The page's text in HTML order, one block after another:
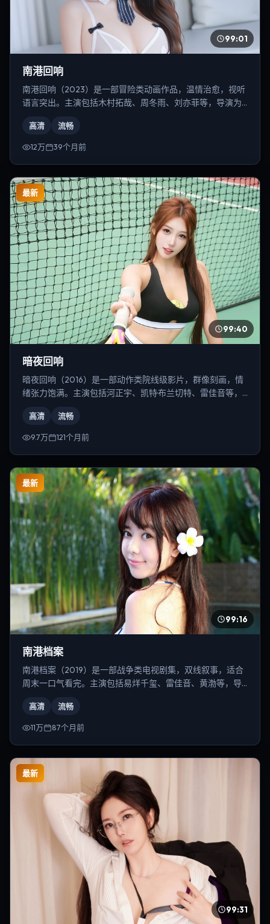
99:01
南港回响
南港回响（2023）是一部冒险类动画作品，温情治愈，视听
语言突出。主演包括木村拓哉、周冬雨、刘亦菲等，导演为
高清 流畅
12万 39个月前
最新
99:40
暗夜回响
暗夜回响（2016）是一部动作类院线级影片，群像刻画，情
绪张力饱满。主演包括河正宇、凯特·布兰切特、雷佳音等，
高清 流畅
9.7万 121个月前
最新
99:16
南港档案
南港档案（2019）是一部战争类电视剧集，双线叙事，适合
周末一口气看完。主演包括易烊千玺、雷佳音、黄渤等，导
高清 流畅
11万 87个月前
最新
99:31